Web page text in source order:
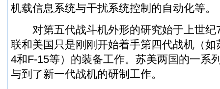
机载信息系统与干扰系统控制的自动化等。
对第五代战斗机外形的研究始于上世纪
联和美国只是刚刚开始着手第四代战机（如
4和F-15等）的装备工作。苏美两国的一系
与到了新一代战机的研制工作。